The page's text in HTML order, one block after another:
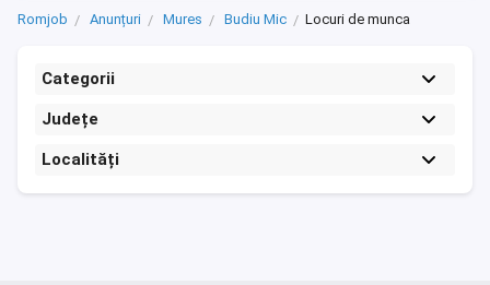
Romjob Anunțuri Mures Budiu Mic Locuri de munca
Categorii
Județe
Localități